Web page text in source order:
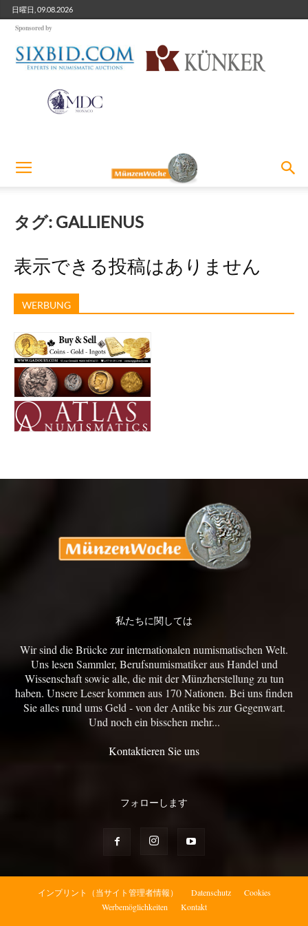
日曜日, 09.08.2026
Sponsored by
タグ: GALLIENUS
表示できる投稿はありません
WERBUNG
私たちに関しては
Wir sind die Brücke zur internationalen numismatischen Welt.
Uns lesen Sammler, Berufsnumismatiker aus Handel und
Wissenschaft sowie alle, die mit der Münzherstellung zu tun
haben. Unsere Leser kommen aus 170 Nationen. Bei uns finden
Sie alles rund ums Geld - von der Antike bis zur Gegenwart.
Und noch ein bisschen mehr...
Kontaktieren Sie uns
フォローします
インプリント（当サイト管理者情報） Datenschutz
Cookies
Werbemöglichkeiten
Kontakt